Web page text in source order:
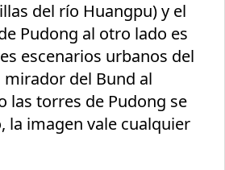
del río Huangpu) y el
Pudong al otro lado es
escenarios urbanos del
del Bund al
las torres de Pudong se
la imagen vale cualquier